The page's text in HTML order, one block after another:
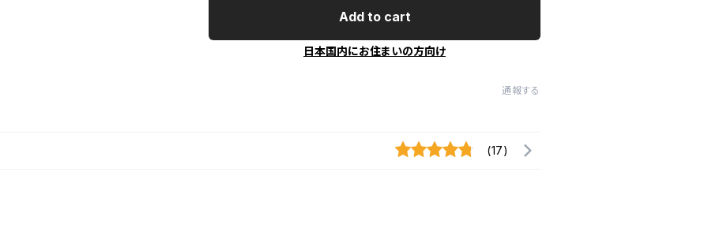
Add to cart
日本国内にお住まいの方向け
通報する
(17)